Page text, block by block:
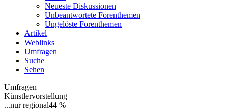
Neueste Diskussionen
Unbeantwortete Forenthemen
Ungelöste Forenthemen
Artikel
Weblinks
Umfragen
Suche
Sehen
Umfragen
Künstlervorstellung
...nur regional44 %